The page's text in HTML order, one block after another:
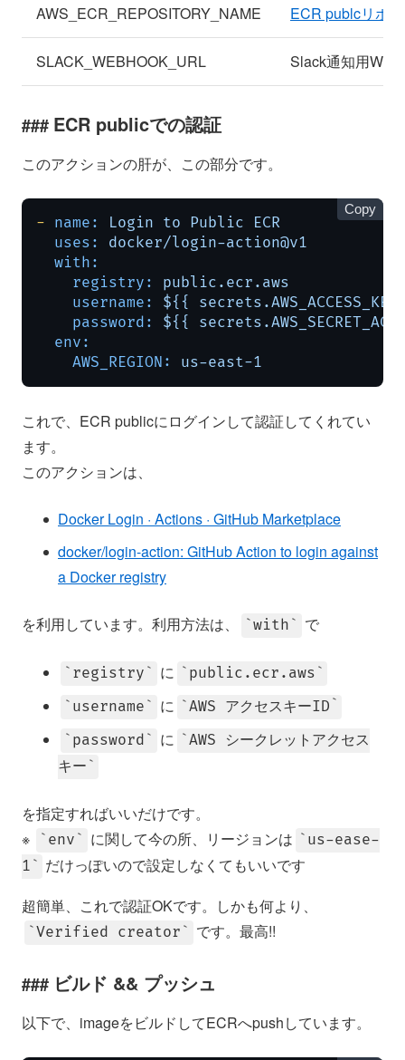
AWS_ECR_REPOSITORY_NAME ECR publcリポ
SLACK_WEBHOOK_URL Slack通知用
ECR publicでの認証
このアクションの肝が、この部分です。
- name: Login to Public
ECR
uses:
docker/login-action@v1
with:
registry:
public.ecr.aws
username:
${{
password:
${{
env:
AWS_REGION:
us-east-1
Copy
これで、ECR publicにログインして認証してくれてい
ます。
このアクションは、
Docker Login · Actions · GitHub Marketplace
docker/login-action: GitHub Action to login against
a Docker registry
を利用しています。利用方法は、 with で
registry に
public.ecr.aws
username
に
AWS アクセスキーID
password
に
AWS シークレットアクセス
キー
を指定すればいいだけです。
※
env に関して今の所、リージョンは
us-ease-
1
だけっぽいので設定しなくてもいいです
超簡単、これで認証OKです。しかも何より、
Verified creator です。最高!!
ビルド && プッシュ
以下で、imageをビルドしてECRへpushしています。